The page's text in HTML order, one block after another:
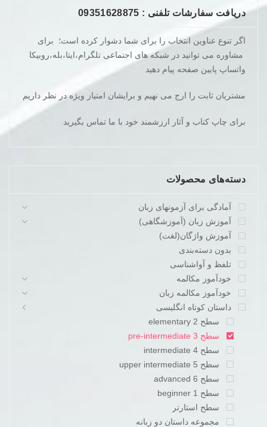
دریافت سفارشات تلفنی : 09351628875
اگر تنوع عناوین انتخاب را برای شما دشوار کرده است؛ برای
مشاوره می توانید در شبکه های اجتماعی تلگرام،ایتا،بله،روبیکا
واتساپ پایین صفحه پیام دهید
مشتریان ثابت را ارج می نهیم و برایشان امتیاز ویژه در نظر داریم
برای چاپ کناب و آثار ارزشمند خود با ما تماس بگیرید
دسته‌های محصولات
آمادگی برای آزمونهای زبان
آموزش زبان (آموزشگاهی)
آموزش واژگان(لغت)
بدون دسته‌بندی
تلفظ و آواشناسی
خودآموز مکالمه
خودآموز مکالمه زبان
داستان کوتاه انگلیسی
سطح 2 elementary
سطح 3 pre-intermediate
سطح 4 intermediate
سطح 5 upper intermediate
سطح 6 advanced
سطح beginner 1
سطح استارتر
مجموعه داستان دو زبانه